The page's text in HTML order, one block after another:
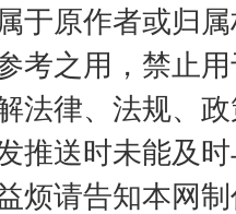
于原作者或归
考之用，禁止
法律、法规、
推送时未能及
烦请告知本网
标问题” 法